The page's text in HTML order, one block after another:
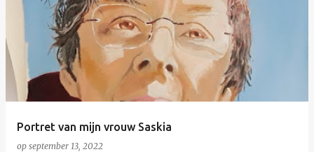
Portret van mijn vrouw Saskia
op september 13, 2022